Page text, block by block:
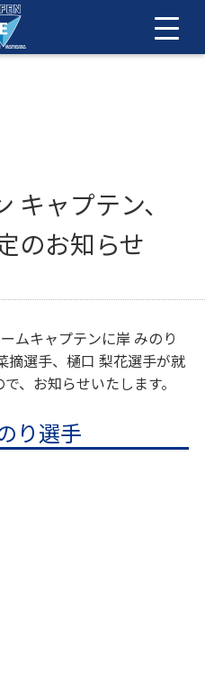
ャプテン、
のお知らせ
ムキャプテンに岸 みのり
摘選手、樋口 梨花選手が就
、お知らせいたします。
り選手